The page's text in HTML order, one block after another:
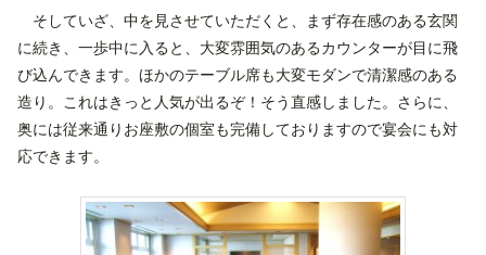
そしていざ、中を見させていただくと、まず存在感のある玄関
に続き、一歩中に入ると、大変雰囲気のあるカウンターが目に飛
び込んできます。ほかのテーブル席も大変モダンで清潔感のある
造り。これはきっと人気が出るぞ！そう直感しました。さらに、
奥には従来通りお座敷の個室も完備しておりますので宴会にも対
応できます。